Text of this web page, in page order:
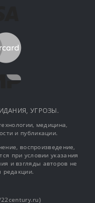
УГРОЗЫ.
медицина,
и публикации.
воспроизведение,
при условии указания
и взгляды авторов не
редакции.
22century.ru)